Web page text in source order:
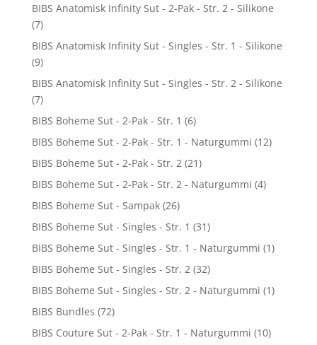
BIBS Anatomisk Infinity Sut - 2-Pak - Str. 2 - Silikone
(7)
BIBS Anatomisk Infinity Sut - Singles - Str. 1 - Silikone
(9)
BIBS Anatomisk Infinity Sut - Singles - Str. 2 - Silikone
(7)
BIBS Boheme Sut - 2-Pak - Str. 1 (6)
BIBS Boheme Sut - 2-Pak - Str. 1 - Naturgummi (12)
BIBS Boheme Sut - 2-Pak - Str. 2 (21)
BIBS Boheme Sut - 2-Pak - Str. 2 - Naturgummi (4)
BIBS Boheme Sut - Sampak (26)
BIBS Boheme Sut - Singles - Str. 1 (31)
BIBS Boheme Sut - Singles - Str. 1 - Naturgummi (1)
BIBS Boheme Sut - Singles - Str. 2 (32)
BIBS Boheme Sut - Singles - Str. 2 - Naturgummi (1)
BIBS Bundles (72)
BIBS Couture Sut - 2-Pak - Str. 1 - Naturgummi (10)